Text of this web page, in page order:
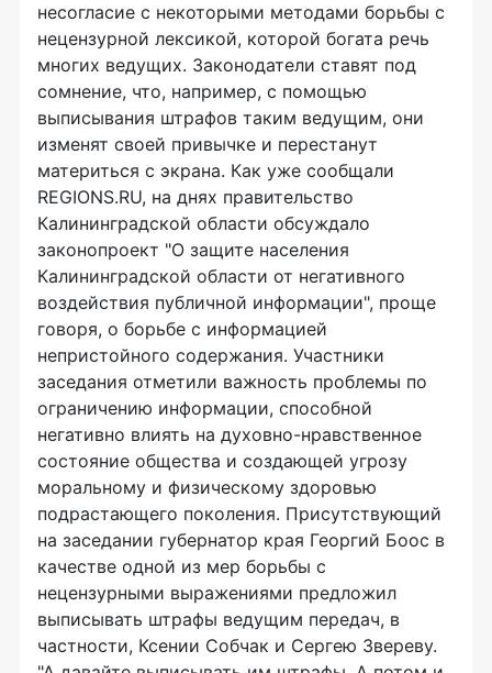
несогласие с некоторыми методами борьбы с
нецензурной лексикой, которой богата речь
многих ведущих. Законодатели ставят под
сомнение, что, например, с помощью
выписывания штрафов таким ведущим, они
изменят своей привычке и перестанут
материться с экрана. Как уже сообщали
REGIONS.RU, на днях правительство
Калининградской области обсуждало
законопроект "О защите населения
Калининградской области от негативного
воздействия публичной информации", проще
говоря, о борьбе с информацией
непристойного содержания. Участники
заседания отметили важность проблемы по
ограничению информации, способной
негативно влиять на духовно-нравственное
состояние общества и создающей угрозу
моральному и физическому здоровью
подрастающего поколения. Присутствующий
на заседании губернатор края Георгий Боос в
качестве одной из мер борьбы с
нецензурными выражениями предложил
выписывать штрафы ведущим передач, в
частности, Ксении Собчак и Сергею Звереву.